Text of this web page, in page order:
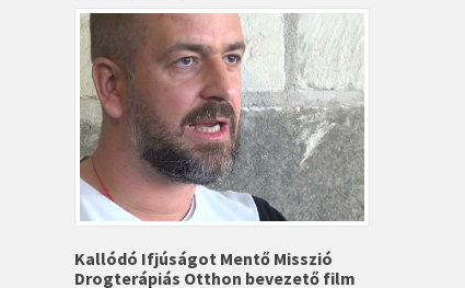
Kallódó Ifjúságot Mentő Misszió
Drogterápiás Otthon bevezető film